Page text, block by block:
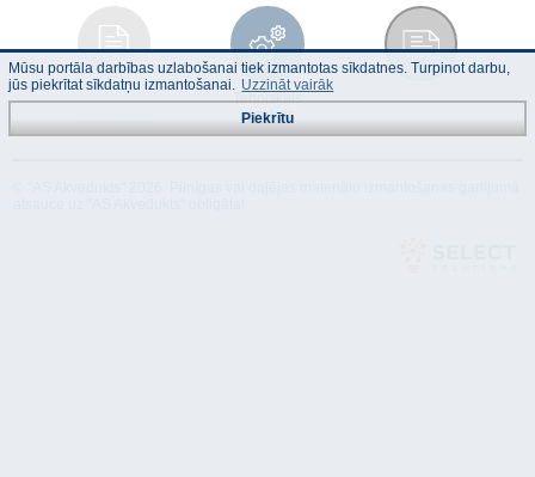
Lietošanas
Tehniskais
apraksts
Atbilstība
Mūsu portāla darbības uzlabošanai tiek izmantotas sīkdatnes. Turpinot darbu,
jūs piekrītat sīkdatņu izmantošanai. Uzzināt vairāk
Piekrītu